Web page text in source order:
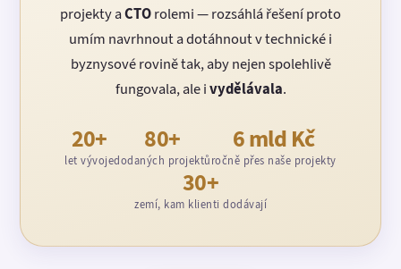
projekty aCTOrolemi — rozsáhlá řešení proto
umím navrhnout a dotáhnout v technické i
byznysové rovině tak, aby nejen spolehlivě
fungovala, ale ivydělávala.
20+
let vývoje
80+
dodaných projektů
6 mld Kč
ročně přes naše projekty
30+
zemí, kam klienti dodávají